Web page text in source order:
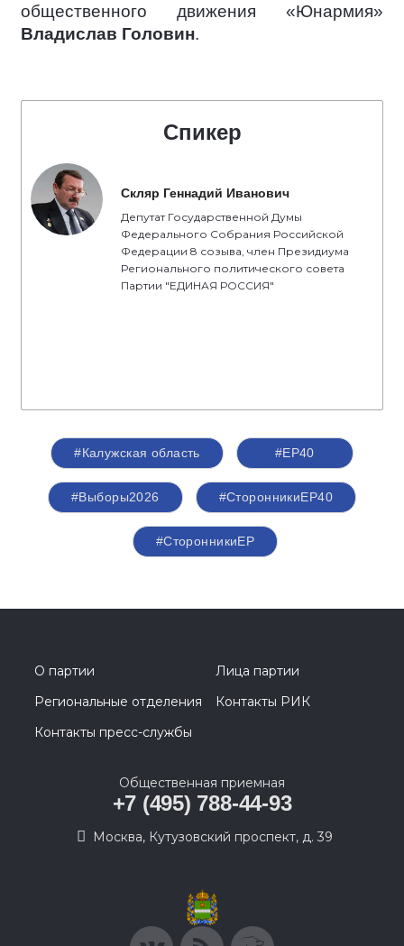
общественного движения «Юнармия»
Владислав Головин.
Спикер
Скляр Геннадий Иванович
Депутат Государственной Думы
Федерального Собрания Российской
Федерации 8 созыва, член Президиума
Регионального политического совета
Партии "ЕДИНАЯ РОССИЯ"
#Калужская область #ЕР40
#Выборы2026 #СторонникиЕР40
#СторонникиЕР
О партии
Лица партии
Региональные отделения
Контакты РИК
Контакты пресс-службы
Общественная приемная
+7 (495) 788-44-93
Москва, Кутузовский проспект, д. 39